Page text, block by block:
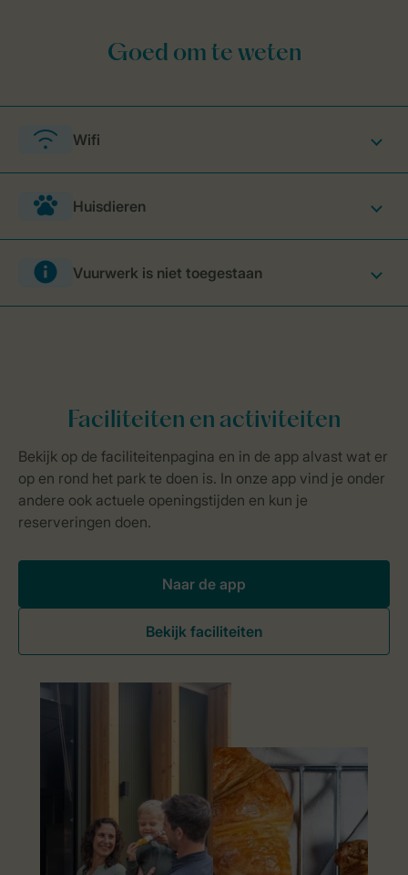
Wifi
Huisdieren
Vuurwerk is niet toegestaan
Naar de app
Bekijk faciliteiten